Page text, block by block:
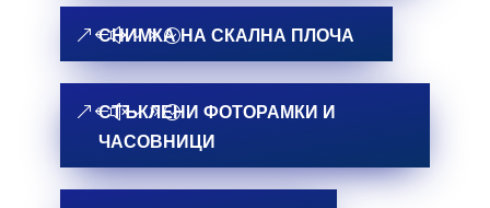
СНИМКА НА СКАЛНА ПЛОЧА
СТЪКЛЕНИ ФОТОРАМКИ И
ЧАСОВНИЦИ